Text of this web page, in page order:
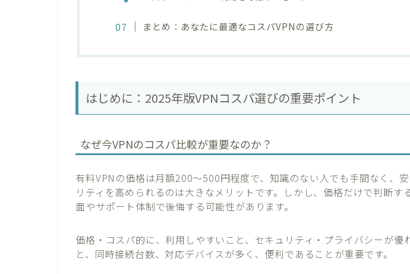
まとめ：あなたに最適なコスパVPNの選び方
はじめに：2025年版VPNコスパ選びの重要ポイント
なぜ今VPNのコスパ比較が重要なのか？
有料VPNの価格は月額200〜500円程度で、知識のない人でも手間なく、
リティを高められるのは大きなメリットです。しかし、価格だけで判断す
面やサポート体制で後悔する可能性があります。
価格・コスパ的に、利用しやすいこと、セキュリティ・プライバシーが優
と、同時接続台数、対応デバイスが多く、便利であることが重要です。